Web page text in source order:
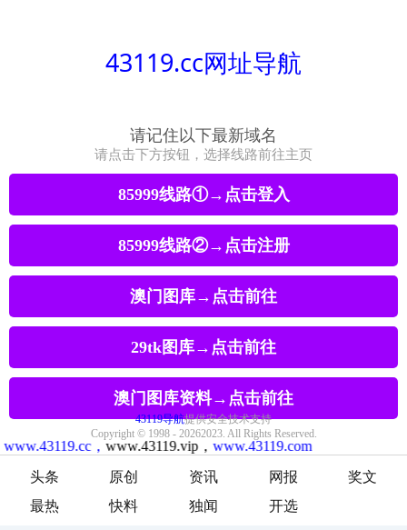
头条 原创 资讯 网报
奖文
最热
快料 独闻 开选